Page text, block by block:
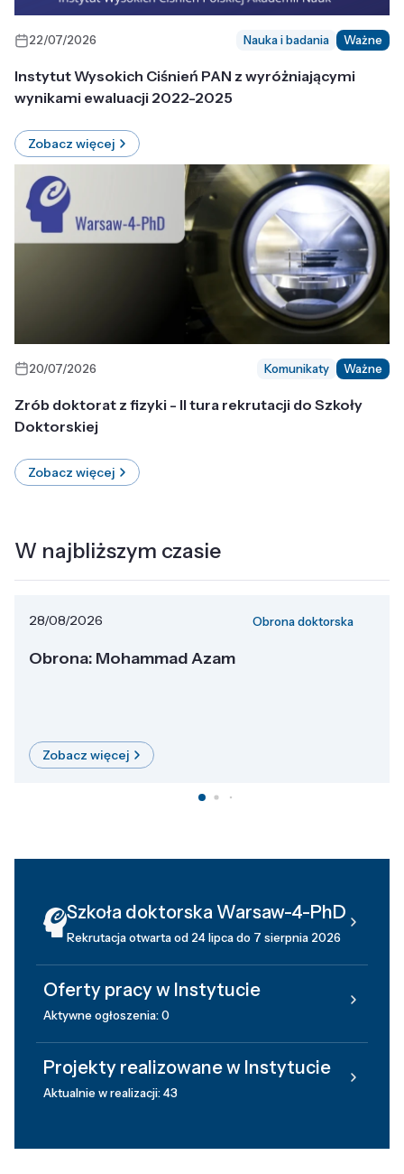
22/07/2026 Nauka i badania Ważne
Instytut Wysokich Ciśnień PAN z wyróżniającymi
wynikami ewaluacji 2022-2025
Zobacz więcej
20/07/2026 Komunikaty Ważne
Zrób doktorat z fizyki - II tura rekrutacji do Szkoły
Doktorskiej
Zobacz więcej
W najbliższym czasie
28/08/2026 Obrona doktorska
Obrona: Mohammad Azam
Zobacz więcej
Szkoła doktorska Warsaw-4-PhD
Rekrutacja otwarta od 24 lipca do 7 sierpnia 2026
Oferty pracy w Instytucie
Aktywne ogłoszenia: 0
Projekty realizowane w Instytucie
Aktualnie w realizacji: 43